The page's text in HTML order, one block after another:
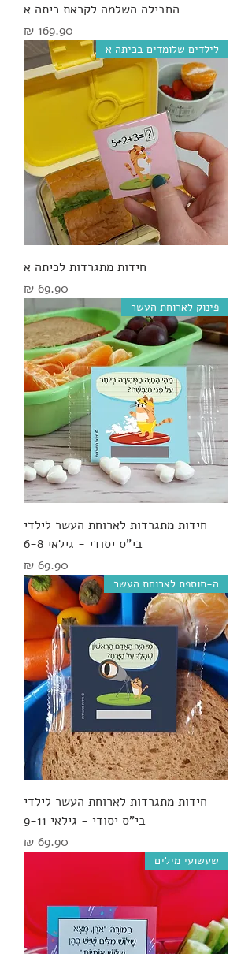
החבילה השלמה לקראת כיתה א
מחיר
לילדים שלומדים בכיתה א
חידות מתגרדות לכיתה א
מחיר
פינוק לארוחת העשר
חידות מתגרדות לארוחת העשר לילדי
בי"ס יסודי - גילאי 6-8
מחיר
ה-תוספת לארוחת העשר
חידות מתגרדות לארוחת העשר לילדי
בי"ס יסודי - גילאי 9-11
מחיר
שעשועי מילים